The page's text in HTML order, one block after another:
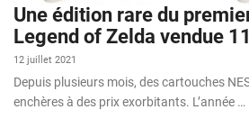
Une édition rare du
Legend of Zelda vendue
12 juillet 2021
Depuis plusieurs mois, des cartouches
enchères à des prix exorbitants. L’année …